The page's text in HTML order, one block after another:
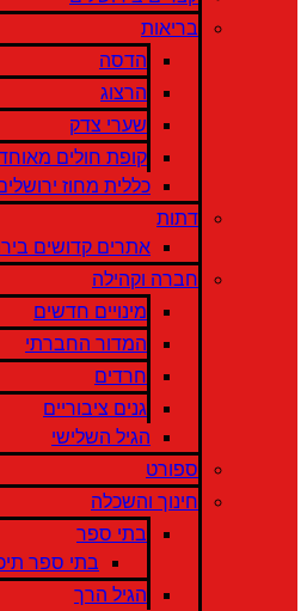
בריאות
הדסה
הרצוג
שערי צדק
קופת חולים
כללית מחוז
דתות
אתרים קדושים
חברה וקהילה
מינויים חדשים
המדור החברתי
חרדים
גנים ציבוריים
הגיל השלישי
ספורט
חינוך והשכלה
בתי ספר
בתי ספר
הגיל הרך